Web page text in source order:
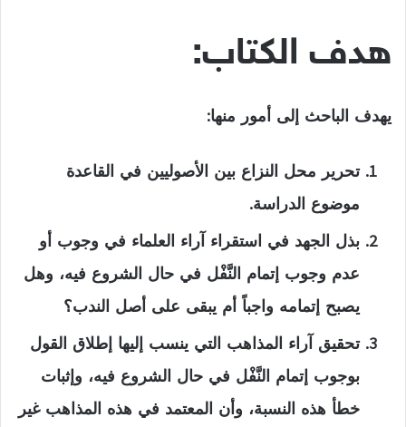
هدف الكتاب:
يهدف الباحث إلى أمور منها:
تحرير محل النزاع بين الأصوليين في القاعدة
موضوع الدراسة.
بذل الجهد في استقراء آراء العلماء في وجوب أو
عدم وجوب إتمام النَّفْل في حال الشروع فيه، وهل
يصبح إتمامه واجباً أم يبقى على أصل الندب؟
تحقيق آراء المذاهب التي ينسب إليها إطلاق القول
بوجوب إتمام النَّفْل في حال الشروع فيه، وإثبات
خطأ هذه النسبة، وأن المعتمد في هذه المذاهب غير